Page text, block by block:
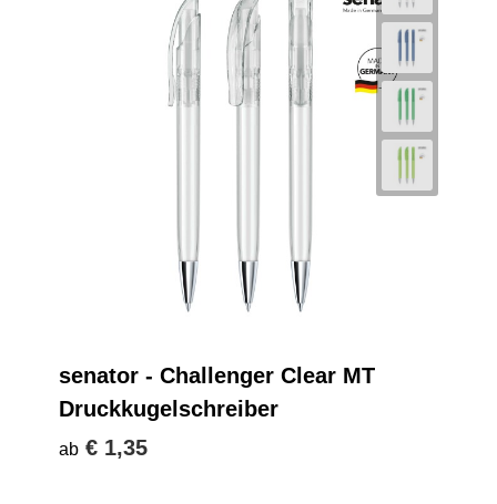
senator - Challenger Clear MT
Druckkugelschreiber
ab € 1,35